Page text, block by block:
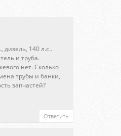
дизель, 140 л.с..
и труба.
нет. Сколько
трубы и банки,
запчастей?
Ответить